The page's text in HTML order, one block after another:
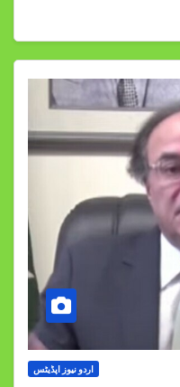
اردو نیوز اپڈیٹس